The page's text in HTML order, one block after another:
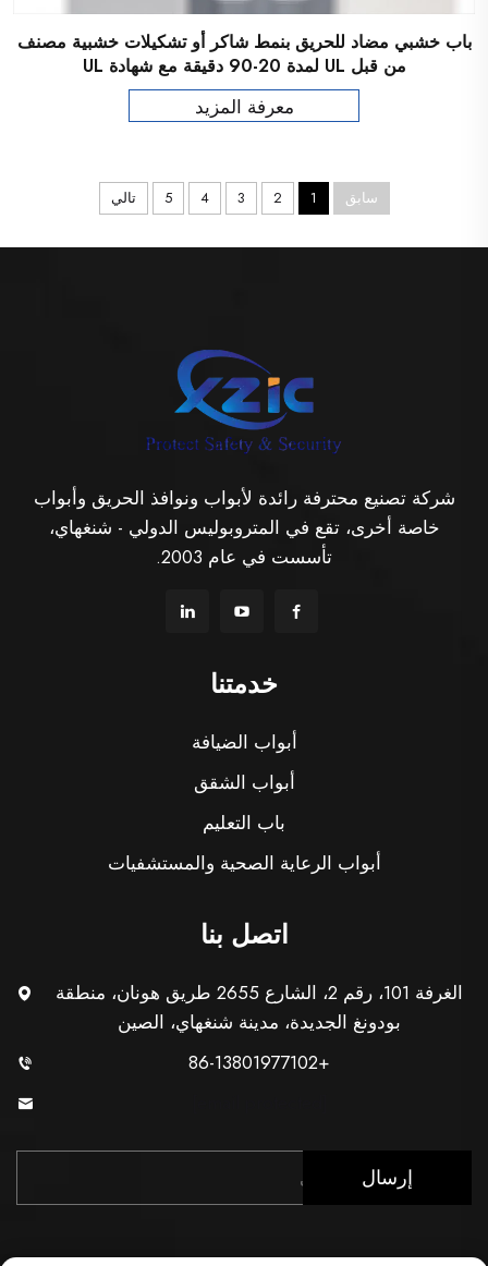
باب خشبي مضاد للحريق بنمط شاكر أو تشكيلات خشبية مصنف
من قبل UL لمدة 20-90 دقيقة مع شهادة UL
معرفة المزيد
سابق 1
2
3
4
5 تالي
شركة تصنيع محترفة رائدة لأبواب ونوافذ الحريق وأبواب
خاصة أخرى، تقع في المتروبوليس الدولي - شنغهاي،
تأسست في عام 2003.
خدمتنا
أبواب الضيافة
أبواب الشقق
باب التعليم
أبواب الرعاية الصحية والمستشفيات
اتصل بنا
الغرفة 101، رقم 2، الشارع 2655 طريق هونان، منطقة
بودونغ الجديدة، مدينة شنغهاي، الصين
+86-13801977102
إرسال